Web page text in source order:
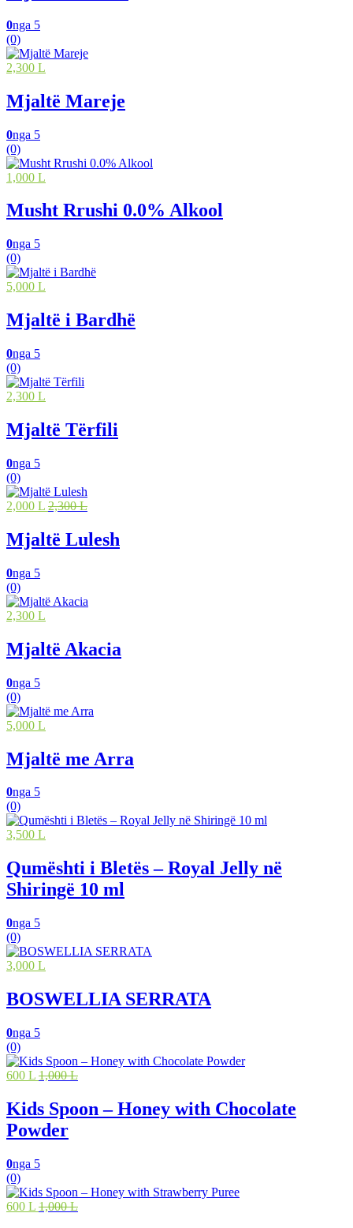
0nga 5
(0)
2,300 L
Mjaltë Mareje
0nga 5
(0)
1,000 L
Musht Rrushi 0.0% Alkool
0nga 5
(0)
5,000 L
Mjaltë i Bardhë
0nga 5
(0)
2,300 L
Mjaltë Tërfili
0nga 5
(0)
2,000 L 2,300 L
Mjaltë Lulesh
0nga 5
(0)
2,300 L
Mjaltë Akacia
0nga 5
(0)
5,000 L
Mjaltë me Arra
0nga 5
(0)
3,500 L
Qumështi i Bletës – Royal Jelly në
Shiringë 10 ml
0nga 5
(0)
3,000 L
BOSWELLIA SERRATA
0nga 5
(0)
600 L 1,000 L
Kids Spoon – Honey with Chocolate
Powder
0nga 5
(0)
600 L 1,000 L